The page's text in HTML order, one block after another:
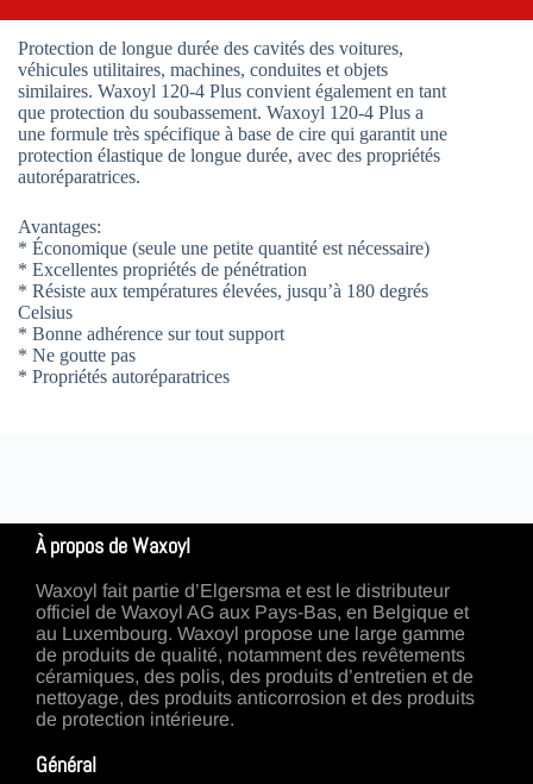
Protection de longue durée des cavités des voitures,
véhicules utilitaires, machines, conduites et objets
similaires. Waxoyl 120-4 Plus convient également en tant
que protection du soubassement. Waxoyl 120-4 Plus a
une formule très spécifique à base de cire qui garantit une
protection élastique de longue durée, avec des propriétés
autoréparatrices.
Avantages:
* Économique (seule une petite quantité est nécessaire)
* Excellentes propriétés de pénétration
* Résiste aux températures élevées, jusqu’à 180 degrés
Celsius
* Bonne adhérence sur tout support
* Ne goutte pas
* Propriétés autoréparatrices
À propos de Waxoyl
Waxoyl fait partie d’Elgersma et est le distributeur
officiel de Waxoyl AG aux Pays-Bas, en Belgique et
au Luxembourg. Waxoyl propose une large gamme
de produits de qualité, notamment des revêtements
céramiques, des polis, des produits d’entretien et de
nettoyage, des produits anticorrosion et des produits
de protection intérieure.
Général